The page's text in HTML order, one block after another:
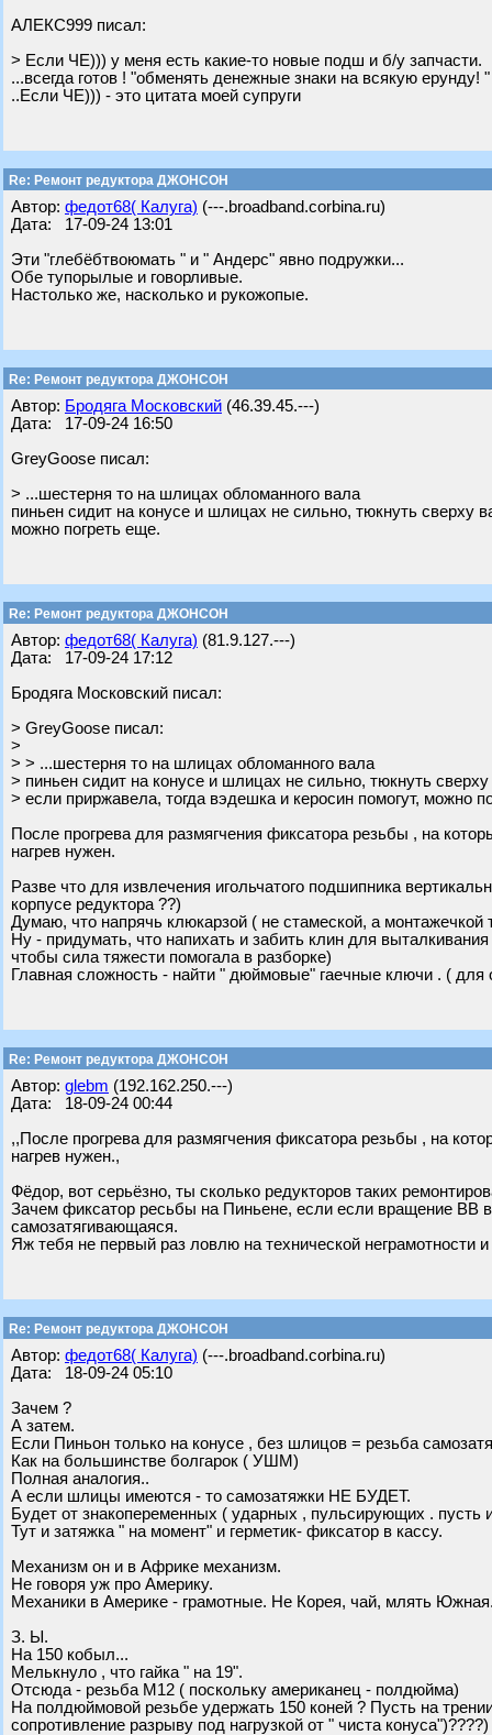
АЛЕКС999 писал:
> Если ЧЕ))) у меня есть какие-то новые подш и б/у запчасти.
...всегда готов ! "обменять денежные знаки на всякую ерунду! "
..Если ЧЕ))) - это цитата моей супруги
Re: Ремонт редуктора ДЖОНСОН
Автор: федот68( Калуга) (---.broadband.corbina.ru)
Дата: 17-09-24 13:01
Эти "глебёбтвоюмать " и " Андерс" явно подружки...
Обе тупорылые и говорливые.
Настолько же, насколько и рукожопые.
Re: Ремонт редуктора ДЖОНСОН
Автор: Бродяга Московский (46.39.45.---)
Дата: 17-09-24 16:50
GreyGoose писал:
> ...шестерня то на шлицах обломанного вала
пиньен сидит на конусе и шлицах не сильно, тюкнуть сверху
можно погреть еще.
Re: Ремонт редуктора ДЖОНСОН
Автор: федот68( Калуга) (81.9.127.---)
Дата: 17-09-24 17:12
Бродяга Московский писал:
> GreyGoose писал:
>
> > ...шестерня то на шлицах обломанного вала
> пиньен сидит на конусе и шлицах не сильно, тюкнуть
> если приржавела, тогда вэдешка и керосин помогут, можно
После прогрева для размягчения фиксатора резьбы , на
нагрев нужен.
Разве что для извлечения игольчатого подшипника
корпусе редуктора ??)
Думаю, что напрячь клюкарзой ( не стамеской, а
Ну - придумать, что напихать и забить клин для
чтобы сила тяжести помогала в разборке)
Главная сложность - найти " дюймовые" гаечные ключи . ( для
Re: Ремонт редуктора ДЖОНСОН
Автор: glebm (192.162.250.---)
Дата: 18-09-24 00:44
,,После прогрева для размягчения фиксатора резьбы , на
нагрев нужен.,
Фёдор, вот серьёзно, ты сколько редукторов таких
Зачем фиксатор ресьбы на Пиньене, если если вращение ВВ
самозатягивающаяся.
Яж тебя не первый раз ловлю на технической неграмотности
Re: Ремонт редуктора ДЖОНСОН
Автор: федот68( Калуга) (---.broadband.corbina.ru)
Дата: 18-09-24 05:10
Зачем ?
А затем.
Если Пиньон только на конусе , без шлицов = резьба
Как на большинстве болгарок ( УШМ)
Полная аналогия..
А если шлицы имеются - то самозатяжки НЕ БУДЕТ.
Будет от знакопеременных ( ударных , пульсирующих . пусть
Тут и затяжка " на момент" и герметик- фиксатор в кассу.
Механизм он и в Африке механизм.
Не говоря уж про Америку.
Механики в Америке - грамотные. Не Корея, чай, млять
З. Ы.
На 150 кобыл...
Мелькнуло , что гайка " на 19".
Отсюда - резьба М12 ( поскольку американец - полдюйма)
На полдюймовой резьбе удержать 150 коней ? Пусть на
сопротивление разрыву под нагрузкой от " чиста конуса")????)